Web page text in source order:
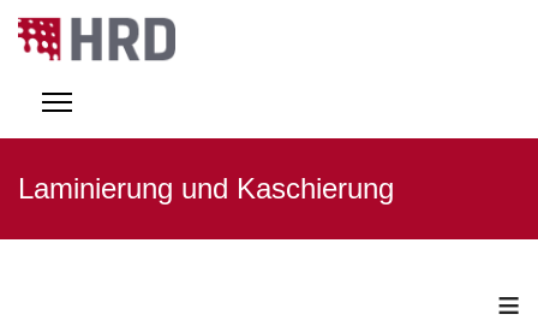
Laminierung und Kaschierung
≡